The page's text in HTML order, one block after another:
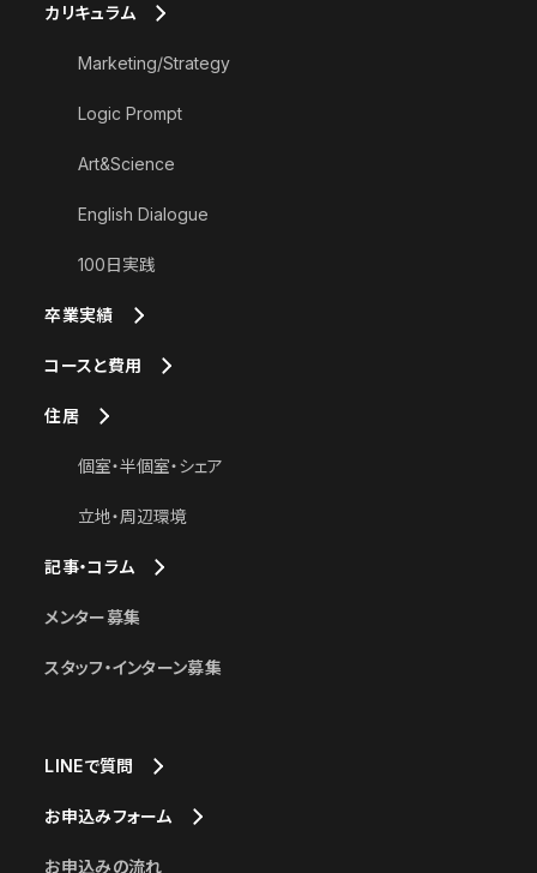
カリキュラム
Marketing/Strategy
Logic Prompt
Art&Science
English Dialogue
100日実践
卒業実績
コースと費用
住居
個室・半個室・シェア
立地・周辺環境
記事・コラム
メンター募集
スタッフ・インターン募集
LINEで質問
お申込みフォーム
お申込みの流れ